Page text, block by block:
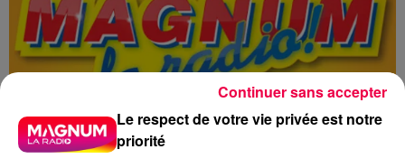
Le respect de votre vie privée est notre
priorité
Continuer sans accepter